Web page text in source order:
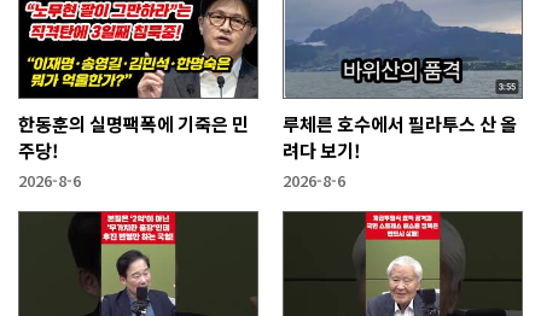
한동훈의 실명팩폭에 기죽은 민
주당!
2026-8-6
루체른 호수에서 필라투스 산 올
려다 보기!
2026-8-6